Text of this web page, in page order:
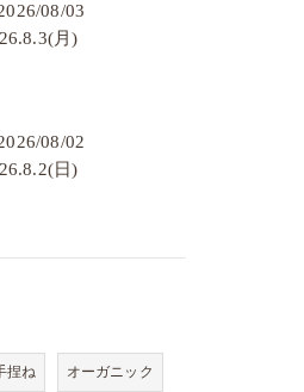
08/03
月)
08/02
日)
捏ね オーガニック